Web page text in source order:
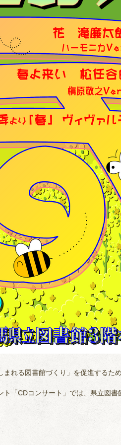
れる図書館づくり」を促進するた
「CDコンサート」では、県立図